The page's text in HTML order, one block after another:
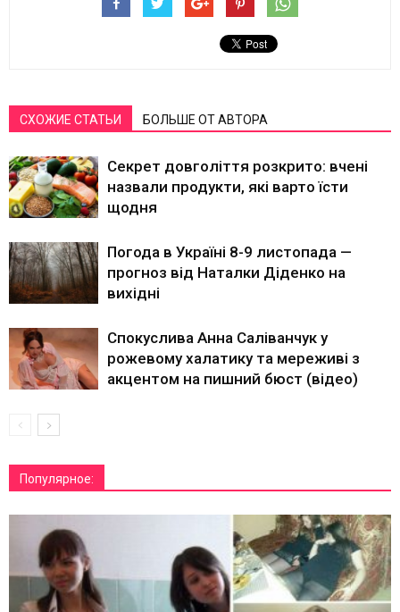
СХОЖИЕ СТАТЬИ БОЛЬШЕ ОТ АВТОРА
Секрет довголіття розкрито: вчені
назвали продукти, які варто їсти
щодня
Погода в Україні 8-9 листопада —
прогноз від Наталки Діденко на
вихідні
Спокуслива Анна Саліванчук у
рожевому халатику та мереживі з
акцентом на пишний бюст (відео)
Популярное: